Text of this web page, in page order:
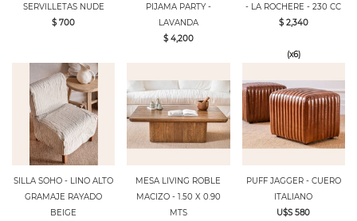
SERVILLETAS NUDE
$ 700
PIJAMA PARTY -
LAVANDA
$ 4,200
- LA ROCHERE - 230 CC
$ 2,340
(x6)
SILLA SOHO - LINO ALTO
GRAMAJE RAYADO
BEIGE
MESA LIVING ROBLE
MACIZO - 1.50 X 0.90
MTS
PUFF JAGGER - CUERO
ITALIANO
U$S 580